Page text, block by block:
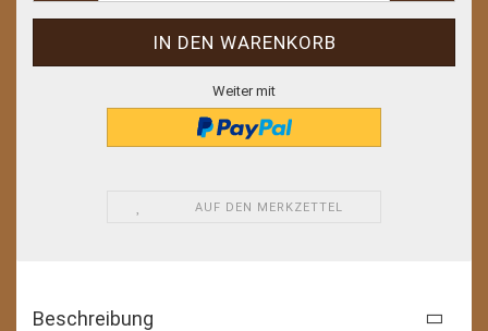
Weiter mit
AUF DEN MERKZETTEL
Beschreibung